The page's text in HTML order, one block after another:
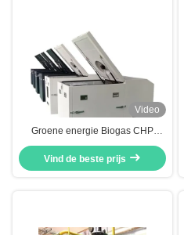
Video
Groene energie Biogas CHP
16KW 20KVA, Biogas Combined
Heat Power System CE
geverifieerd
Vind de beste prijs